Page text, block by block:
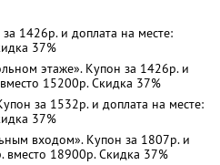
1426р. и доплата на месте:
37%
этаже». Купон за 1426р. и
15200р. Скидка 37%
за 1532р. и доплата на месте:
37%
входом». Купон за 1807р. и
вместо 18900р. Скидка 37%